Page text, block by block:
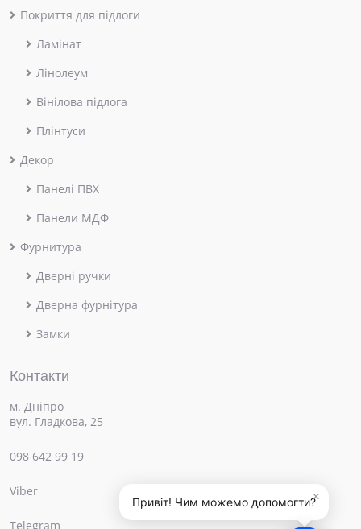
×
Привіт! Чим можемо допомогти?
Покриття для підлоги
Ламінат
Лінолеум
Вінілова підлога
Плінтуси
Декор
Панелі ПВХ
Панели МДФ
Фурнитура
Дверні ручки
Дверна фурнітура
Замки
Контакти
м. Дніпро
вул. Гладкова, 25
098 642 99 19
Viber
Telegram